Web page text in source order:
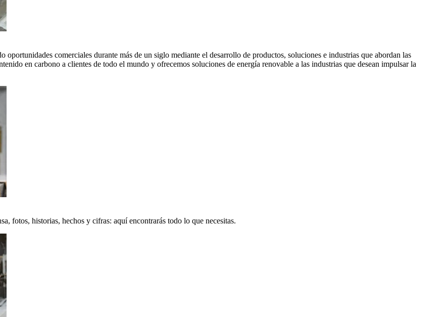
oportunidades comerciales durante más de un siglo mediante el desarrollo de productos, soluciones e industrias que abordan las
en carbono a clientes de todo el mundo y ofrecemos soluciones de energía renovable a las industrias que desean impulsar la
fotos, historias, hechos y cifras: aquí encontrarás todo lo que necesitas.